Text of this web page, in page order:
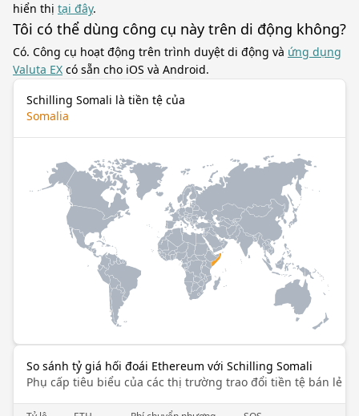
hiển thị tại đây.
Tôi có thể dùng công cụ này trên di động không?
Có. Công cụ hoạt động trên trình duyệt di động và ứng dụng
Valuta EX có sẵn cho iOS và Android.
Schilling Somali là tiền tệ của
Somalia
So sánh tỷ giá hối đoái Ethereum với Schilling Somali
Phụ cấp tiêu biểu của các thị trường trao đổi tiền tệ bán lẻ